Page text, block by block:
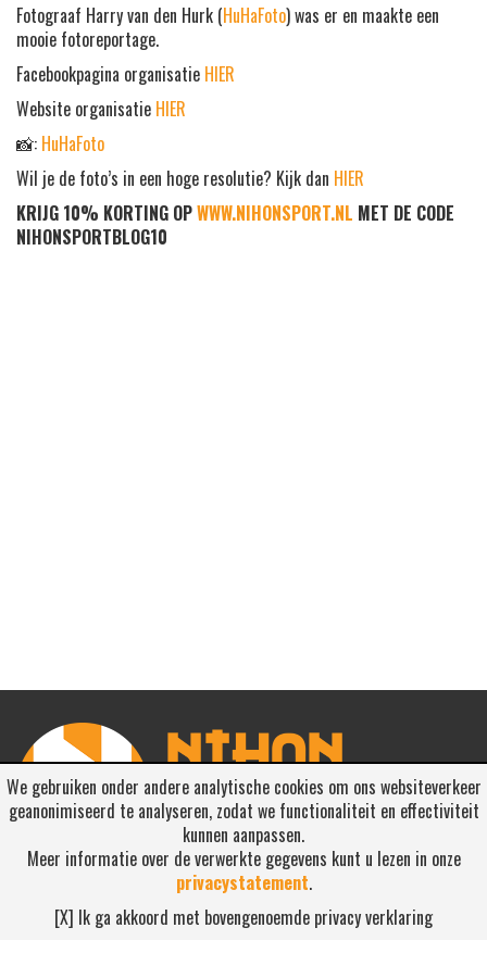
Fotograaf Harry van den Hurk (HuHaFoto) was er en maakte een
mooie fotoreportage.
Facebookpagina organisatie HIER
Website organisatie HIER
📸: HuHaFoto
Wil je de foto’s in een hoge resolutie? Kijk dan HIER
KRIJG 10% KORTING OPWWW.NIHONSPORT.NL MET DE CODE
NIHONSPORTBLOG10
We gebruiken onder andere analytische cookies om ons websiteverkeer
geanonimiseerd te analyseren, zodat we functionaliteit en effectiviteit
kunnen aanpassen.
Meer informatie over de verwerkte gegevens kunt u lezen in onze
privacystatement.
[X] Ik ga akkoord met bovengenoemde privacy verklaring